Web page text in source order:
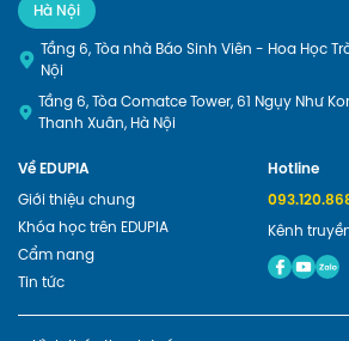
Hà Nội
Tầng 6, Tòa nhà Báo Sinh Viên - Hoa Học
Nội
Tầng 6, Tòa Comatce Tower, 61 Ngụy Như
Thanh Xuân, Hà Nội
Về EDUPIA
Giới thiệu chung
Khóa học trên EDUPIA
Cẩm nang
Tin tức
Hotline
Kênh